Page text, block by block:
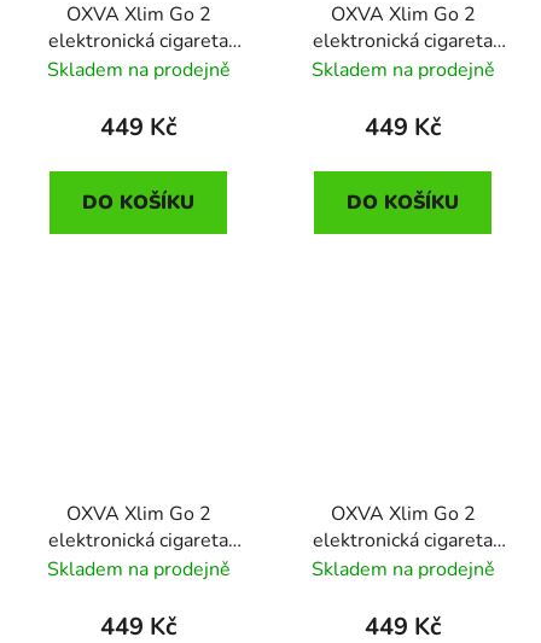
OXVA Xlim Go 2
elektronická cigareta
1500mAh Metal Silver
Skladem na prodejně
449 Kč
DO KOŠÍKU
OXVA Xlim Go 2
elektronická cigareta
1500mAh Light Brown
Skladem na prodejně
449 Kč
DO KOŠÍKU
OXVA Xlim Go 2
elektronická cigareta
1500mAh Black
Skladem na prodejně
449 Kč
OXVA Xlim Go 2
elektronická cigareta
1500mAh Black Carbon
Skladem na prodejně
449 Kč